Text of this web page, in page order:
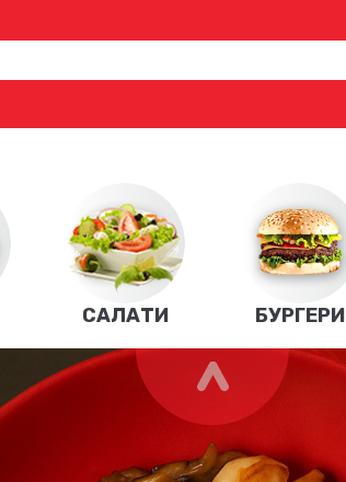
САЛАТИ БУРГЕРИ